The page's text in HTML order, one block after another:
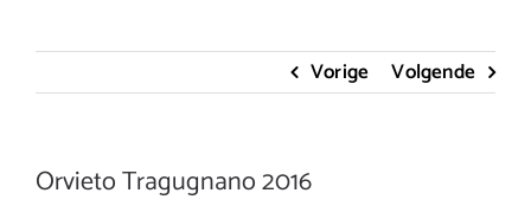
Vorige Volgende
Orvieto Tragugnano 2016